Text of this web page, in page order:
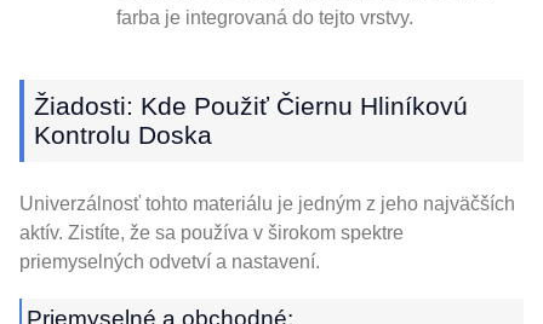
farba je integrovaná do tejto vrstvy.
Žiadosti: Kde Použiť Čiernu Hliníkovú
Kontrolu Doska
Univerzálnosť tohto materiálu je jedným z jeho najväčších
aktív. Zistíte, že sa používa v širokom spektre
priemyselných odvetví a nastavení.
Priemyselné a obchodné: